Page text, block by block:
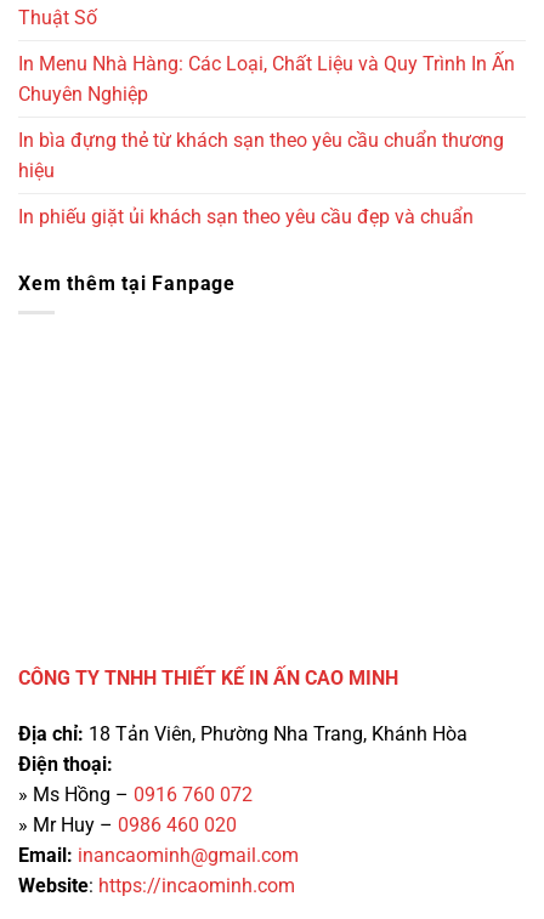
Thuật Số
In Menu Nhà Hàng: Các Loại, Chất Liệu và Quy Trình In Ấn
Chuyên Nghiệp
In bìa đựng thẻ từ khách sạn theo yêu cầu chuẩn thương
hiệu
In phiếu giặt ủi khách sạn theo yêu cầu đẹp và chuẩn
Xem thêm tại Fanpage
CÔNG TY TNHH THIẾT KẾ IN ẤN CAO MINH
Địa chỉ: 18 Tản Viên, Phường Nha Trang, Khánh Hòa
Điện thoại:
» Ms Hồng – 0916 760 072
» Mr Huy – 0986 460 020
Email: inancaominh@gmail.com
Website: https://incaominh.com